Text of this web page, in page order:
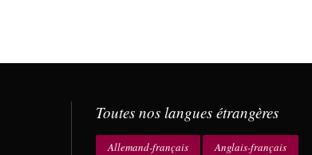
Toutes nos langues étrangères
Allemand-français
Anglais-français